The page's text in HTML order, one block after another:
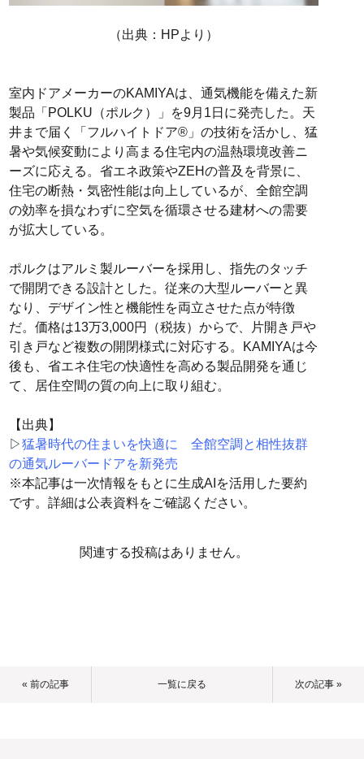
（出典：HPより）
室内ドアメーカーのKAMIYAは、通気機能を備えた新
製品「POLKU（ポルク）」を9月1日に発売した。天
井まで届く「フルハイトドア®」の技術を活かし、猛
暑や気候変動により高まる住宅内の温熱環境改善ニ
ーズに応える。省エネ政策やZEHの普及を背景に、
住宅の断熱・気密性能は向上しているが、全館空調
の効率を損なわずに空気を循環させる建材への需要
が拡大している。
ポルクはアルミ製ルーバーを採用し、指先のタッチ
で開閉できる設計とした。従来の大型ルーバーと異
なり、デザイン性と機能性を両立させた点が特徴
だ。価格は13万3,000円（税抜）からで、片開き戸や
引き戸など複数の開閉様式に対応する。KAMIYAは今
後も、省エネ住宅の快適性を高める製品開発を通じ
て、居住空間の質の向上に取り組む。
【出典】
▷猛暑時代の住まいを快適に 全館空調と相性抜群
の通気ルーバードアを新発売
※本記事は一次情報をもとに生成AIを活用した要約
です。詳細は公表資料をご確認ください。
関連する投稿はありません。
« 前の記事 一覧に戻る 次の記事 »